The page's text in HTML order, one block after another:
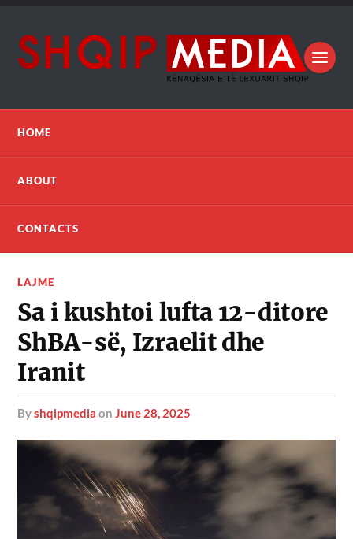
HOME
ABOUT
CONTACTS
LAJME
Sa i kushtoi lufta 12-ditore
ShBA-së, Izraelit dhe
Iranit
byshqipmedia onJune 28, 2025